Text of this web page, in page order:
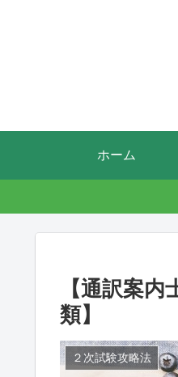
ホーム
【通訳案
類】
２次試験攻略法